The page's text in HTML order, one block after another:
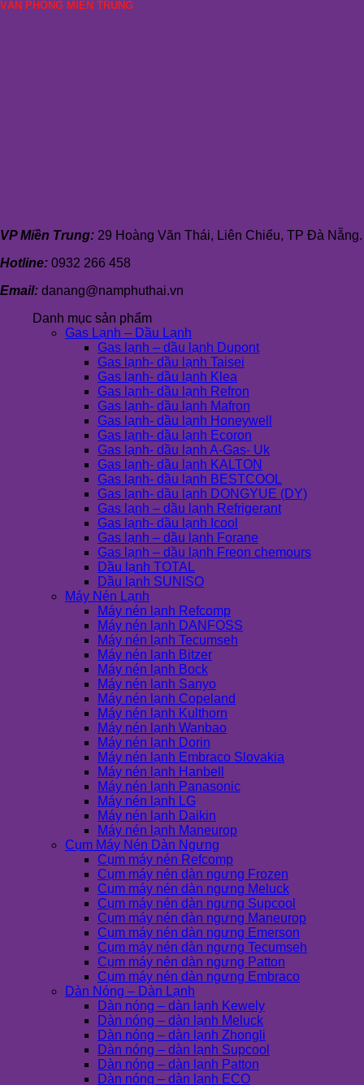
VĂN PHÒNG MIỀN TRUNG
VP Miền Trung: 29 Hoàng Văn Thái, Liên Chiểu, TP Đà Nẵng.
Hotline: 0932 266 458
Email: danang@namphuthai.vn
Danh mục sản phẩm
Gas Lạnh – Dầu Lạnh
Gas lạnh – dầu lạnh Dupont
Gas lạnh- dầu lạnh Taisei
Gas lạnh- dầu lạnh Klea
Gas lạnh- dầu lạnh Refron
Gas lạnh- dầu lạnh Mafron
Gas lạnh- dầu lạnh Honeywell
Gas lạnh- dầu lạnh Ecoron
Gas lạnh- dầu lạnh A-Gas- Uk
Gas lạnh- dầu lạnh KALTON
Gas lạnh- dầu lạnh BESTCOOL
Gas lạnh- dầu lạnh DONGYUE (DY)
Gas lạnh – dầu lạnh Refrigerant
Gas lạnh- dầu lạnh Icool
Gas lạnh – dầu lạnh Forane
Gas lạnh – dầu lạnh Freon chemours
Dầu lạnh TOTAL
Dầu lạnh SUNISO
Máy Nén Lạnh
Máy nén lạnh Refcomp
Máy nén lạnh DANFOSS
Máy nén lạnh Tecumseh
Máy nén lạnh Bitzer
Máy nén lạnh Bock
Máy nén lạnh Sanyo
Máy nén lạnh Copeland
Máy nén lạnh Kulthorn
Máy nén lạnh Wanbao
Máy nén lạnh Dorin
Máy nén lạnh Embraco Slovakia
Máy nén lạnh Hanbell
Máy nén lạnh Panasonic
Máy nén lạnh LG
Máy nén lạnh Daikin
Máy nén lạnh Maneurop
Cụm Máy Nén Dàn Ngưng
Cụm máy nén Refcomp
Cụm máy nén dàn ngưng Frozen
Cụm máy nén dàn ngưng Meluck
Cụm máy nén dàn ngưng Supcool
Cụm máy nén dàn ngưng Maneurop
Cụm máy nén dàn ngưng Emerson
Cụm máy nén dàn ngưng Tecumseh
Cụm máy nén dàn ngưng Patton
Cụm máy nén dàn ngưng Embraco
Dàn Nóng – Dàn Lạnh
Dàn nóng – dàn lạnh Kewely
Dàn nóng – dàn lạnh Meluck
Dàn nóng – dàn lạnh Zhongli
Dàn nóng – dàn lạnh Supcool
Dàn nóng – dàn lạnh Patton
Dàn nóng – dàn lạnh ECO